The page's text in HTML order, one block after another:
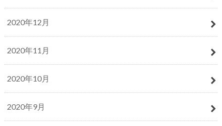
2020年12月
2020年11月
2020年10月
2020年9月